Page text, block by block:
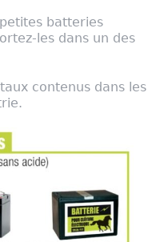
batteries
les dans un des
contenus dans les